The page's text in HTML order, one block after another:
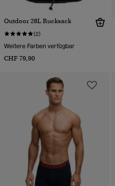
Outdoor 28L Rucksack
(2)
Weitere Farben verfügbar
CHF 79,90